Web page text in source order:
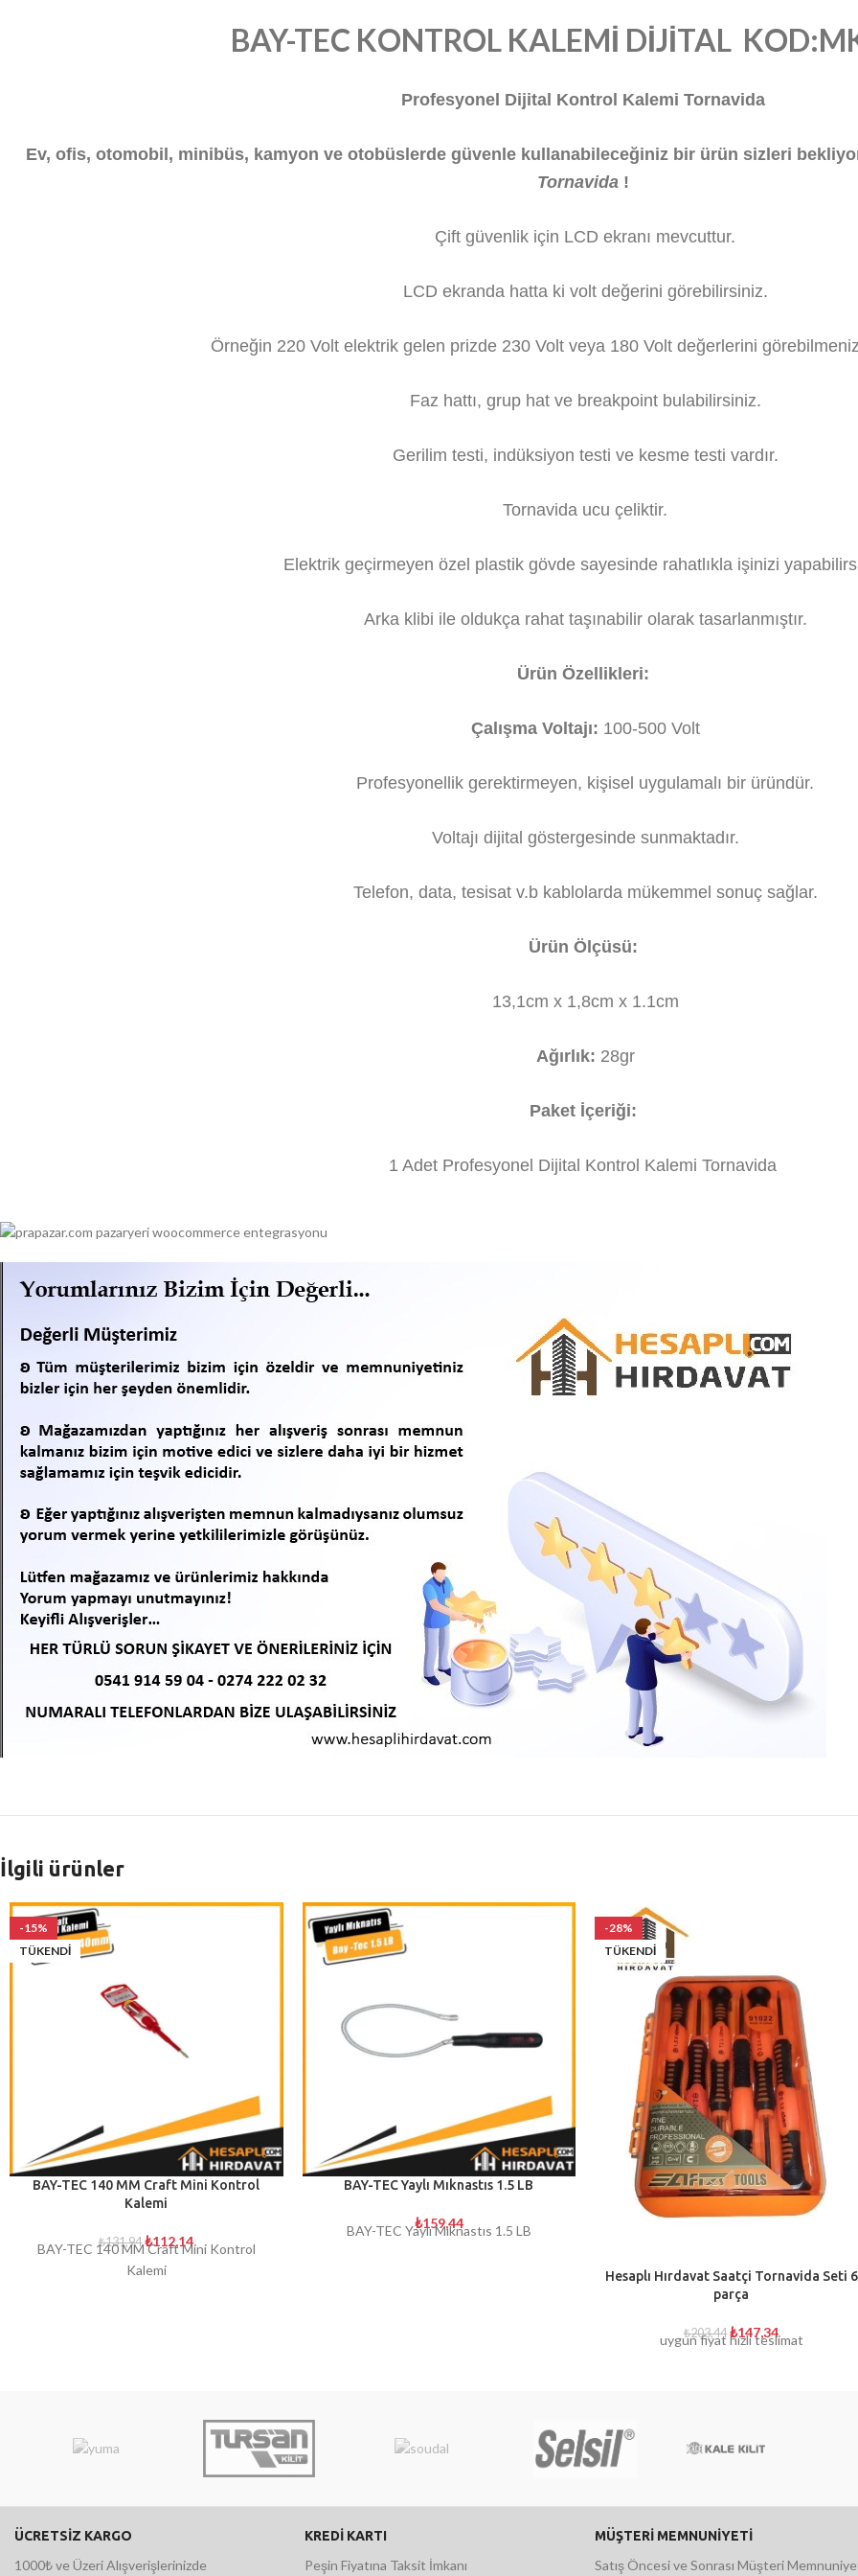
BAY-TEC KONTROL KALEMİ DİJİTAL
Profesyonel Dijital Kontrol Kalemi Tornavida
Ev, ofis, otomobil, minibüs, kamyon ve otobüslerde güvenle kullanabileceğiniz bir ürün sizleri
Tornavida!
Çift güvenlik için LCD ekranı mevcuttur.
LCD ekranda hatta ki volt değerini görebilirsiniz.
Örneğin 220 Volt elektrik gelen prizde 230 Volt veya 180 Volt değerlerini
Faz hattı, grup hat ve breakpoint bulabilirsiniz.
Gerilim testi, indüksiyon testi ve kesme testi vardır.
Tornavida ucu çeliktir.
Elektrik geçirmeyen özel plastik gövde sayesinde rahatlıkla işinizi
Arka klibi ile oldukça rahat taşınabilir olarak tasarlanmıştır.
Ürün Özellikleri:
Çalışma Voltajı: 100-500 Volt
Profesyonellik gerektirmeyen, kişisel uygulamalı bir üründür.
Voltajı dijital göstergesinde sunmaktadır.
Telefon, data, tesisat v.b kablolarda mükemmel sonuç sağlar.
Ürün Ölçüsü:
13,1cm x 1,8cm x 1.1cm
Ağırlık: 28gr
Paket İçeriği:
1 Adet Profesyonel Dijital Kontrol Kalemi Tornavida
İlgili ürünler
-15%
TÜKENDI
BAY-TEC 140 MM Craft Mini Kontrol
Kalemi
₺131,94 ₺112,14
BAY-TEC 140 MM Craft Mini Kontrol
Kalemi
BAY-TEC Yaylı Mıknastıs 1.5 LB
₺159,44
BAY-TEC Yaylı Mıknastıs 1.5 LB
-28%
TÜKENDI
Hesaplı Hırdavat Saatçi Tornavida Seti 6
parça
₺203,44 ₺147,34
uygun fiyat hızlı teslimat
ÜCRETSİZ KARGO
1000₺ ve Üzeri Alışverişlerinizde
KREDİ KARTI
Peşin Fiyatına Taksit İmkanı
MÜŞTERİ MEMNUNİYETİ
Satış Öncesi ve Sonrası Müşteri